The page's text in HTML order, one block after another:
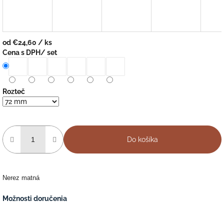
od€24,60 / ks
Jednotková
cena:
Cena s DPH/ set
Rozteč
Do košíka
Nerez matná
Možnosti doručenia